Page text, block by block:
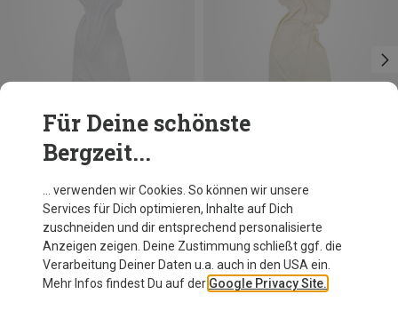
Cotton Feel Liner With Zip 185cm
MAX. 185CM | LEFT
MAX. 185CM | RIGHT
Salewa
Cotton-Feel Liner Silverized
51,70 €
Für Deine schönste
Bergzeit...
… verwenden wir Cookies. So können wir unsere
Services für Dich optimieren, Inhalte auf Dich
zuschneiden und dir entsprechend personalisierte
Anzeigen zeigen. Deine Zustimmung schließt ggf. die
Verarbeitung Deiner Daten u.a. auch in den USA ein.
Mehr Infos findest Du auf der Google Privacy Site.